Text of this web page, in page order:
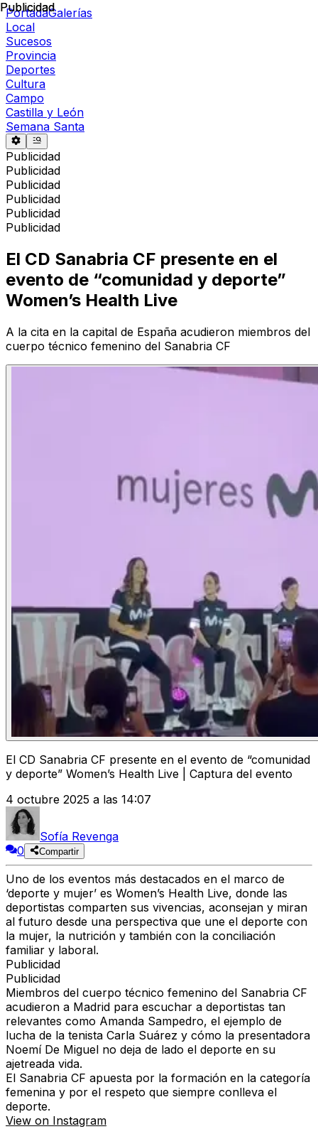
PortadaGalerías
Local
Sucesos
Provincia
Deportes
Cultura
Campo
Castilla y León
Semana Santa
Publicidad
Publicidad
Publicidad
Publicidad
Publicidad
Publicidad
Publicidad
El CD Sanabria CF presente en el
evento de “comunidad y deporte”
Women’s Health Live
A la cita en la capital de España acudieron miembros del
cuerpo técnico femenino del Sanabria CF
El CD Sanabria CF presente en el evento de “comunidad
y deporte” Women’s Health Live | Captura del evento
4 octubre 2025 a las 14:07
Sofía Revenga
0
Compartir
Uno de los eventos más destacados en el marco de
‘deporte y mujer’ es Women’s Health Live, donde las
deportistas comparten sus vivencias, aconsejan y miran
al futuro desde una perspectiva que une el deporte con
la mujer, la nutrición y también con la conciliación
familiar y laboral.
Publicidad
Publicidad
Miembros del cuerpo técnico femenino del Sanabria CF
acudieron a Madrid para escuchar a deportistas tan
relevantes como Amanda Sampedro, el ejemplo de
lucha de la tenista Carla Suárez y cómo la presentadora
Noemí De Miguel no deja de lado el deporte en su
ajetreada vida.
El Sanabria CF apuesta por la formación en la categoría
femenina y por el respeto que siempre conlleva el
deporte.
View on Instagram
Publicidad